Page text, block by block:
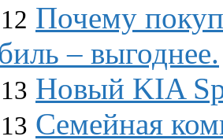
Почему
– выгоднее.
Новый KIA
Семейная